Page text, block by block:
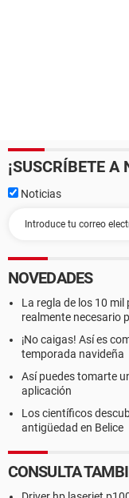
¡SUSCRÍBETE A
Noticias
NOVEDADES
La regla de los 10
realmente necesario
¡No caigas! Así es
temporada navideña
Así puedes tomarte
aplicación
Los científicos
antigüedad en Belice
CONSULTA